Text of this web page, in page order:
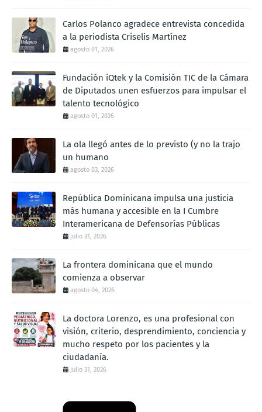
Carlos Polanco agradece entrevista concedida
a la periodista Criselis Martínez
agosto 01, 2026
Fundación iQtek y la Comisión TIC de la Cámara
de Diputados unen esfuerzos para impulsar el
talento tecnológico
agosto 01, 2026
La ola llegó antes de lo previsto (y no la trajo
un humano
agosto 03, 2026
República Dominicana impulsa una justicia
más humana y accesible en la I Cumbre
Interamericana de Defensorías Públicas
julio 31, 2026
La frontera dominicana que el mundo
comienza a observar
agosto 04, 2026
La doctora Lorenzo, es una profesional con
visión, criterio, desprendimiento, conciencia y
mucho respeto por los pacientes y la
ciudadanía.
julio 31, 2026